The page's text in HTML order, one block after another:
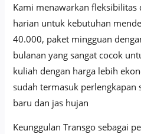
Kami menawarkan fleksibilitas
harian untuk kebutuhan
40.000, paket mingguan
bulanan yang sangat cocok
kuliah dengan harga lebih
sudah termasuk perlengkapan
baru dan jas hujan
Keunggulan Transgo sebagai